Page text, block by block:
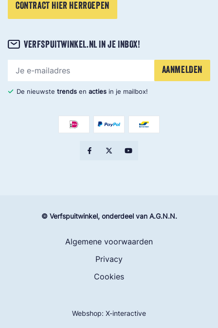
CONTRACT HIER HERROEPEN
VERFSPUITWINKEL.NL IN JE INBOX!
AANMELDEN
De nieuwste trends en acties in je mailbox!
© Verfspuitwinkel, onderdeel van A.G.N.N.
Algemene voorwaarden
Privacy
Cookies
Webshop: X-interactive